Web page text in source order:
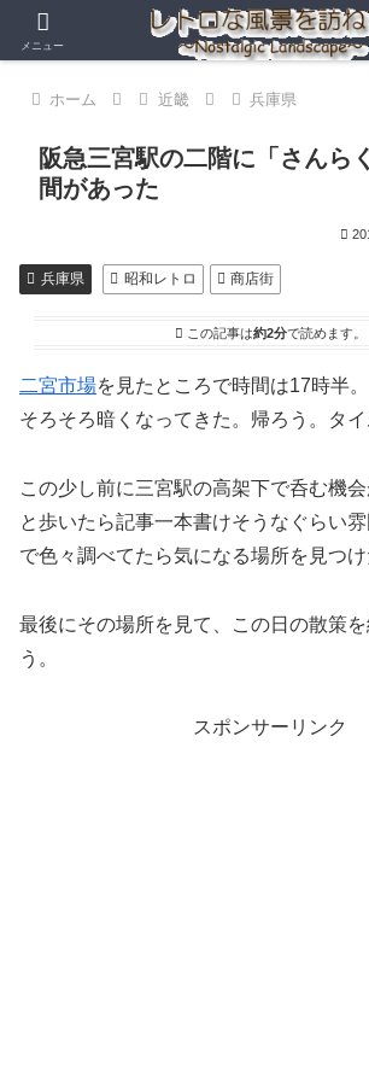
ホーム 近畿 兵庫県
阪急三宮駅の二階に「さんら
間があった
兵庫県 昭和レトロ 商店街
この記事は約2分で読めます。
二宮市場を見たところで時間は17時半。
そろそろ暗くなってきた。帰ろう。タイ
この少し前に三宮駅の高架下で呑む機
と歩いたら記事一本書けそうなぐらい
で色々調べてたら気になる場所を見つけ
最後にその場所を見て、この日の散策
う。
スポンサーリンク
メニュー